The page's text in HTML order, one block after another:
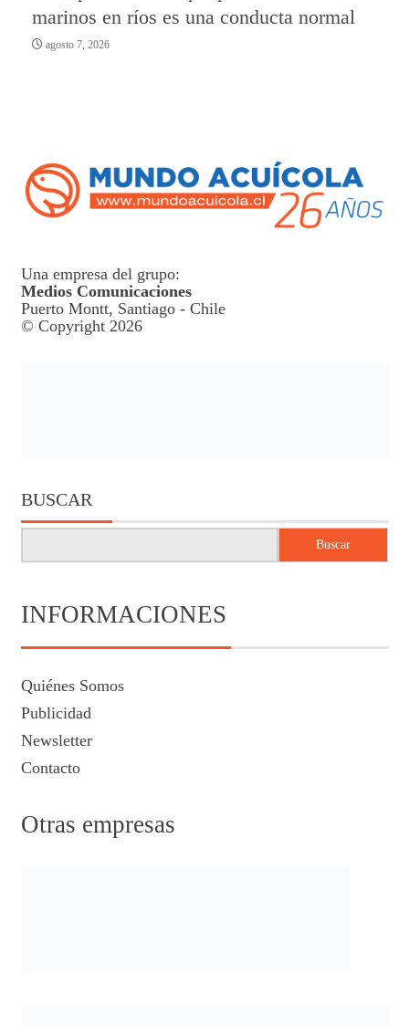
marinos en ríos es una conducta normal
agosto 7, 2026
Una empresa del grupo:
Medios Comunicaciones
Puerto Montt, Santiago - Chile
© Copyright 2026
BUSCAR
Buscar
INFORMACIONES
Quiénes Somos
Publicidad
Newsletter
Contacto
Otras empresas